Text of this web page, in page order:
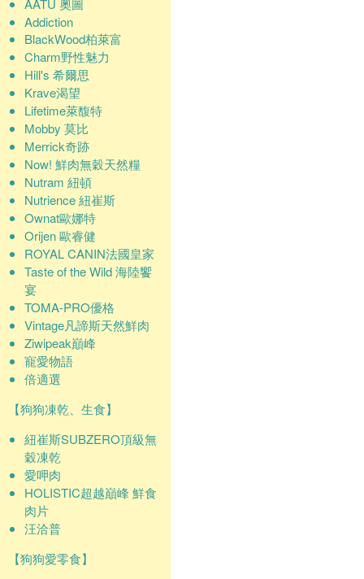
AATU 奧圖
Addiction
BlackWood柏萊富
Charm野性魅力
Hill's 希爾思
Krave渴望
Lifetime萊馥特
Mobby 莫比
Merrick奇跡
Now! 鮮肉無穀天然糧
Nutram 紐頓
Nutrience 紐崔斯
Ownat歐娜特
Orijen 歐睿健
ROYAL CANIN法國皇家
Taste of the Wild 海陸饗
宴
TOMA-PRO優格
Vintage凡諦斯天然鮮肉
Ziwipeak巔峰
寵愛物語
倍適選
【狗狗凍乾、生食】
紐崔斯SUBZERO頂級無
穀凍乾
愛呷肉
HOLISTIC超越巔峰 鮮食
肉片
汪洽普
【狗狗愛零食】